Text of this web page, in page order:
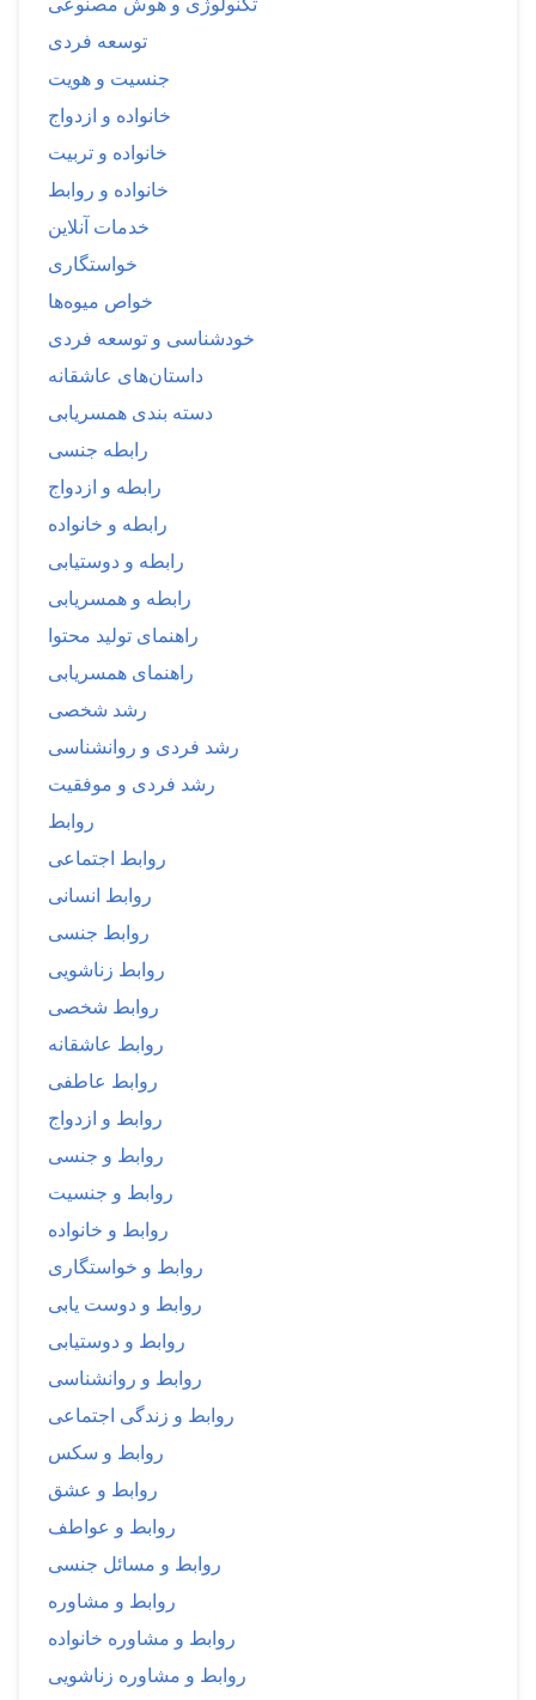
توسعه فردی
جنسیت و هویت
خانواده و ازدواج
خانواده و تربیت
خانواده و روابط
خدمات آنلاین
خواستگاری
خواص میوه‌ها
خودشناسی و توسعه فردی
داستان‌های عاشقانه
دسته بندی همسریابی
رابطه جنسی
رابطه و ازدواج
رابطه و خانواده
رابطه و دوستیابی
رابطه و همسریابی
راهنمای تولید محتوا
راهنمای همسریابی
رشد شخصی
رشد فردی و روانشناسی
رشد فردی و موفقیت
روابط
روابط اجتماعی
روابط انسانی
روابط جنسی
روابط زناشویی
روابط شخصی
روابط عاشقانه
روابط عاطفی
روابط و ازدواج
روابط و جنسی
روابط و جنسیت
روابط و خانواده
روابط و خواستگاری
روابط و دوست یابی
روابط و دوستیابی
روابط و روانشناسی
روابط و زندگی اجتماعی
روابط و سکس
روابط و عشق
روابط و عواطف
روابط و مسائل جنسی
روابط و مشاوره
روابط و مشاوره خانواده
روابط و مشاوره زناشویی